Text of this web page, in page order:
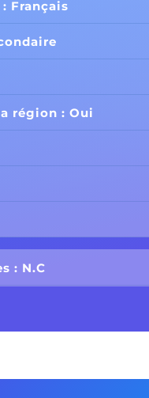
Français
région : Oui
: N.C